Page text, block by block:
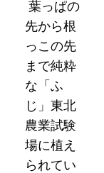
葉っぱの
先から根
っこの先
まで純粋
な「ふ
じ」東北
農業試験
場に植え
られてい